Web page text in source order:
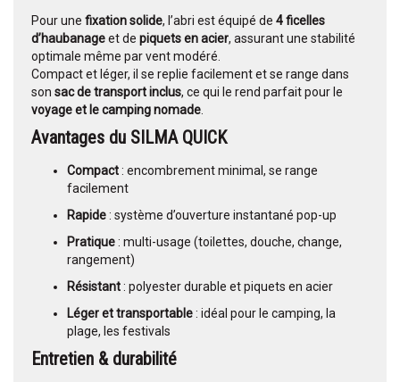
Pour une fixation solide, l’abri est équipé de 4 ficelles
d’haubanageet de piquets en acier, assurant une stabilité
optimale même par vent modéré.
Compact et léger, il se replie facilement et se range dans
son sac de transport inclus, ce qui le rend parfait pour le
voyage et le camping nomade
Avantages du SILMA QUICK
Compact: encombrement minimal, se range
facilement
Rapide: système d’ouverture instantané pop-up
Pratique: multi-usage (toilettes, douche, change,
rangement)
Résistant: polyester durable et piquets en acier
Léger et transportable: idéal pour le camping, la
plage, les festivals
Entretien & durabilité